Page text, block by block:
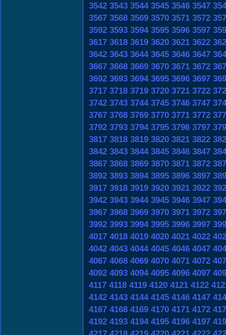
3542 3543 3544 3545 3546 3547
3567 3568 3569 3570 3571 3572
3592 3593 3594 3595 3596 3597
3617 3618 3619 3620 3621 3622
3642 3643 3644 3645 3646 3647
3667 3668 3669 3670 3671 3672
3692 3693 3694 3695 3696 3697
3717 3718 3719 3720 3721 3722
3742 3743 3744 3745 3746 3747
3767 3768 3769 3770 3771 3772
3792 3793 3794 3795 3796 3797
3817 3818 3819 3820 3821 3822
3842 3843 3844 3845 3846 3847
3867 3868 3869 3870 3871 3872
3892 3893 3894 3895 3896 3897
3917 3918 3919 3920 3921 3922
3942 3943 3944 3945 3946 3947
3967 3968 3969 3970 3971 3972
3992 3993 3994 3995 3996 3997
4017 4018 4019 4020 4021 4022
4042 4043 4044 4045 4046 4047
4067 4068 4069 4070 4071 4072
4092 4093 4094 4095 4096 4097
4117 4118 4119 4120 4121 4122
4142 4143 4144 4145 4146 4147
4167 4168 4169 4170 4171 4172
4192 4193 4194 4195 4196 4197